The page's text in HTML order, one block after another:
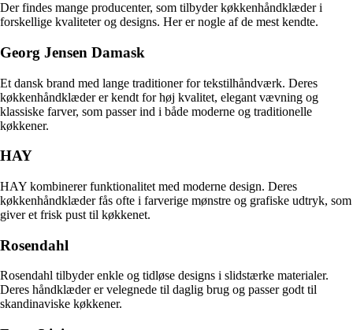
Der findes mange producenter, som tilbyder køkkenhåndklæder i
forskellige kvaliteter og designs. Her er nogle af de mest kendte.
Georg Jensen Damask
Et dansk brand med lange traditioner for tekstilhåndværk. Deres
køkkenhåndklæder er kendt for høj kvalitet, elegant vævning og
klassiske farver, som passer ind i både moderne og traditionelle
køkkener.
HAY
HAY kombinerer funktionalitet med moderne design. Deres
køkkenhåndklæder fås ofte i farverige mønstre og grafiske udtryk, som
giver et frisk pust til køkkenet.
Rosendahl
Rosendahl tilbyder enkle og tidløse designs i slidstærke materialer.
Deres håndklæder er velegnede til daglig brug og passer godt til
skandinaviske køkkener.